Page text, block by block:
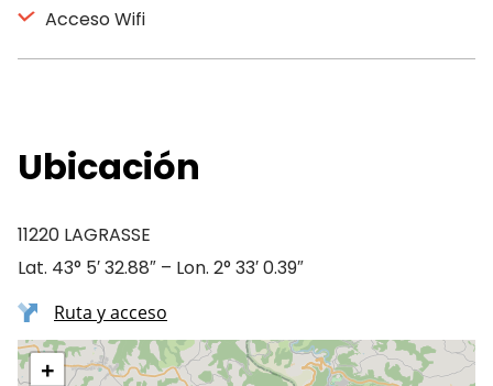
Acceso Wifi
Ubicación
11220 LAGRASSE
Lat. 43° 5′ 32.88″ – Lon. 2° 33′ 0.39″
Ruta y acceso
+